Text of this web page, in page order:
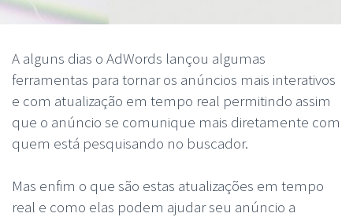
A alguns dias o AdWords lançou algumas
ferramentas para tornar os anúncios mais interativos
e com atualização em tempo real permitindo assim
que o anúncio se comunique mais diretamente com
quem está pesquisando no buscador.
Mas enfim o que são estas atualizações em tempo
real e como elas podem ajudar seu anúncio a